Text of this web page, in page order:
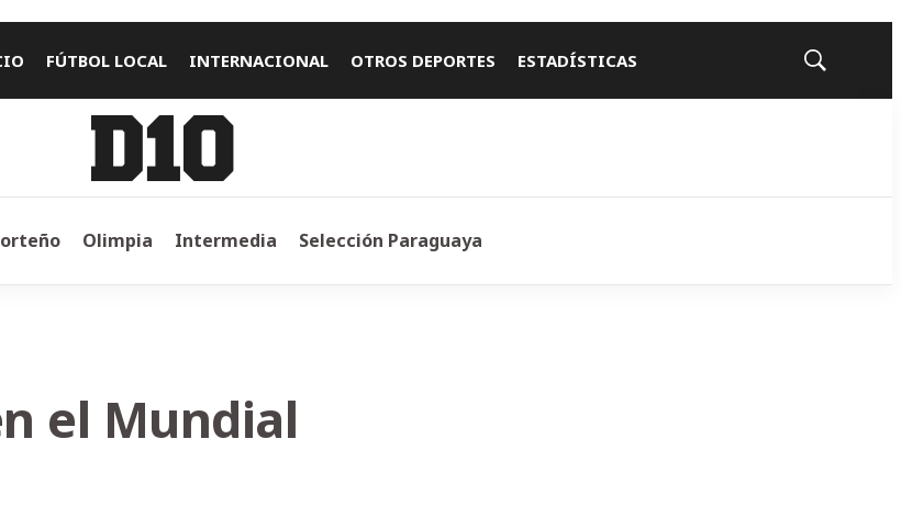
FÚTBOL LOCAL INTERNACIONAL OTROS DEPORTES ESTADÍSTICAS
Mostrar
Olimpia Intermedia Selección Paraguaya
el Mundial